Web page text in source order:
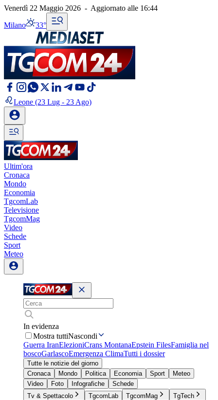
Venerdì 22 Maggio 2026 - Aggiornato alle 16:44
Milano 33°
Leone (23 Lug - 23 Ago)
Ultim'ora
Cronaca
Mondo
Economia
TgcomLab
Televisione
TgcomMag
Video
Schede
Sport
Meteo
In evidenza
Mostra tuttiNascondi
Guerra IranElezioniCrans MontanaEpstein FilesFamiglia nel
boscoGarlascoEmergenza ClimaTutti i dossier
Tutte le notizie del giorno
Cronaca
Mondo Politica Economia Sport
Meteo
Video
Foto Infografiche
Schede
Tv & Spettacolo
TgcomLab TgcomMag
TgTech